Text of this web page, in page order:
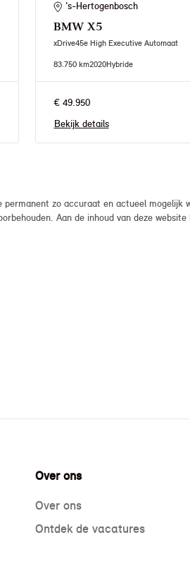
's-Hertogenbosch
BMW X5
xDrive45e High Executive Automaat
83.750 km2020Hybride
€ 49.950
Bekijk details
zo accuraat en actueel mogelijk
Aan de inhoud van deze website
Over ons
Over ons
Ontdek de vacatures